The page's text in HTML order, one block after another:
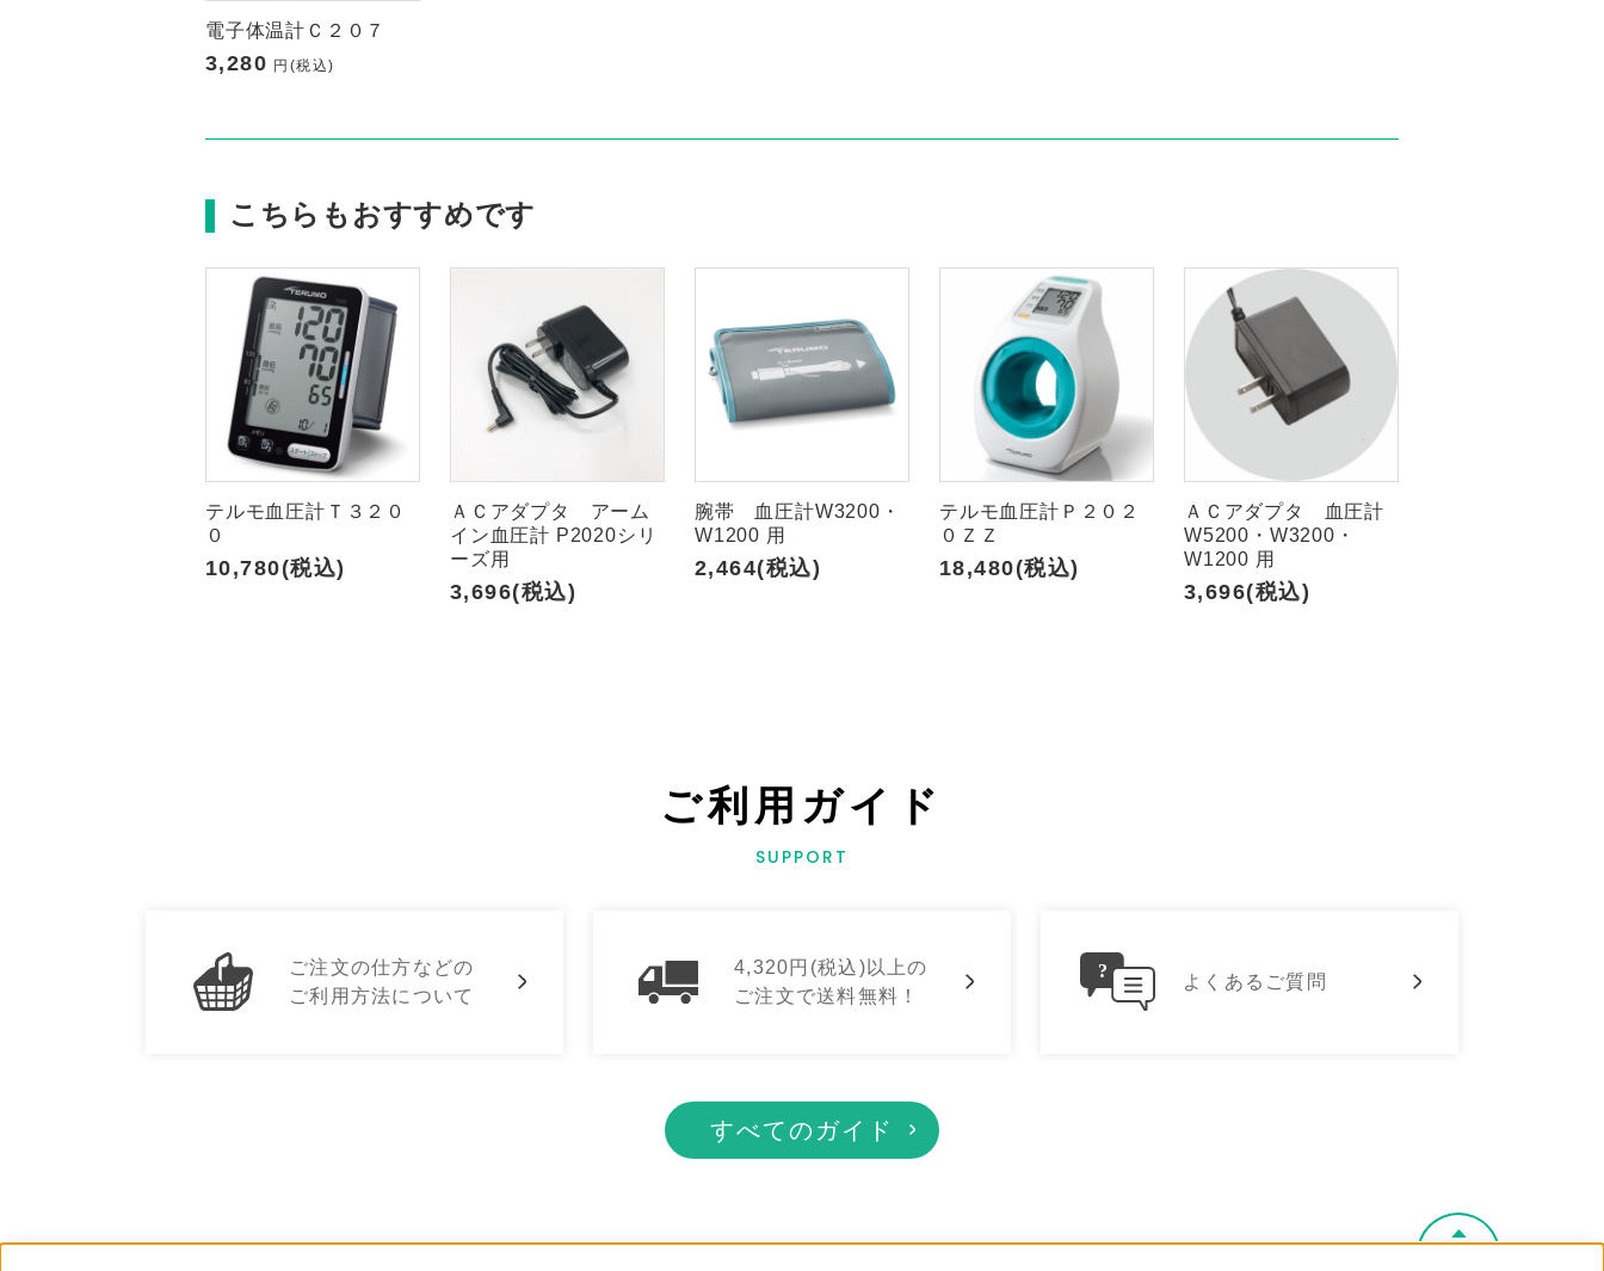
電子体温計Ｃ２０７
3,280 円(税込)
こちらもおすすめです
テルモ血圧計Ｔ３２０
０
10,780(税込)
ＡＣアダプタ アーム
イン血圧計 P2020シリ
ーズ用
3,696(税込)
腕帯 血圧計W3200・
W1200 用
2,464(税込)
テルモ血圧計Ｐ２０２
０ＺＺ
18,480(税込)
ＡＣアダプタ 血圧計
W5200・W3200・
W1200 用
3,696(税込)
ご利用ガイド
SUPPORT
ご注文の仕方などの
ご利用方法について
4,320円(税込)以上の
ご注文で送料無料！
よくあるご質問
すべてのガイド